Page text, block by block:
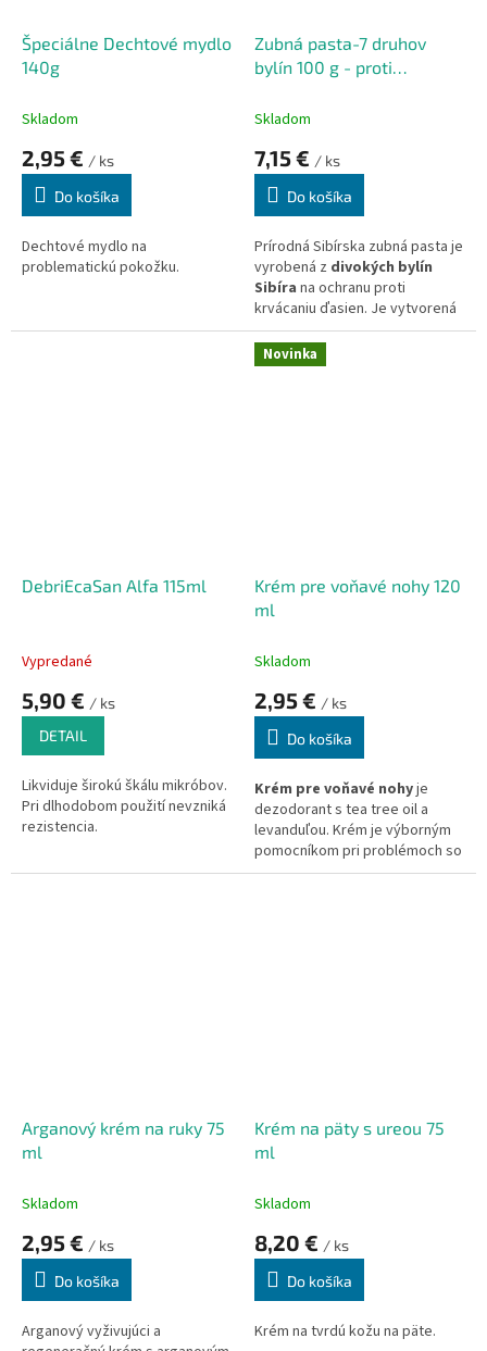
Špeciálne Dechtové mydlo
140g
Skladom
2,95 € / ks
Do košíka
Dechtové mydlo na
problematickú pokožku.
Zubná pasta-7 druhov
bylín 100 g - proti
Skladom
7,15 € / ks
Do košíka
Prírodná Sibírska zubná pasta je
vyrobená z divokých bylín
Sibíra na ochranu proti
krvácaniu ďasien. Je vytvorená
na báze organických bylín -
Altajská Sedmokráska, divoko
rastúca Mäta, Arktická Palina,
DebriEcaSan Alfa 115ml
Vypredané
5,90 € / ks
DETAIL
Likviduje širokú škálu mikróbov.
Pri dlhodobom použití nevzniká
rezistencia.
Novinka
Krém pre voňavé nohy 120
ml
Skladom
2,95 € / ks
Do košíka
Krém pre voňavé nohyje
dezodorant s tea tree oil a
levanduľou. Krém je výborným
pomocníkom pri problémoch so
zápachom a potením nôh.
Arganový krém na ruky 75
ml
Skladom
2,95 € / ks
Do košíka
Arganový vyživujúci a
Krém na päty s ureou 75
ml
Skladom
8,20 € / ks
Do košíka
Krém na tvrdú kožu na päte.